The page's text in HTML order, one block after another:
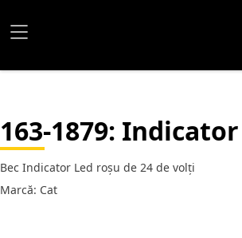
163-1879: Indicator
Bec Indicator Led roșu de 24 de volți
Marcă: Cat